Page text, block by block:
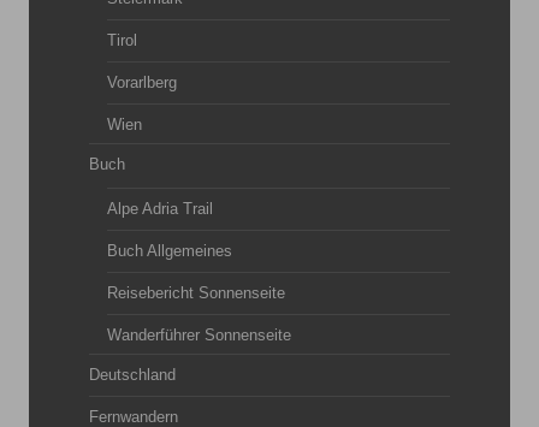
Tirol
Vorarlberg
Wien
Buch
Alpe Adria Trail
Buch Allgemeines
Reisebericht Sonnenseite
Wanderführer Sonnenseite
Deutschland
Fernwandern